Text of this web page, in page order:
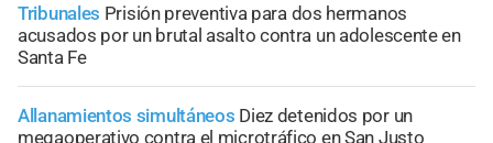
Tribunales Prisión preventiva para dos hermanos
acusados por un brutal asalto contra un adolescente en
Santa Fe
Allanamientos simultáneos Diez detenidos por un
megaoperativo contra el microtráfico en San Justo